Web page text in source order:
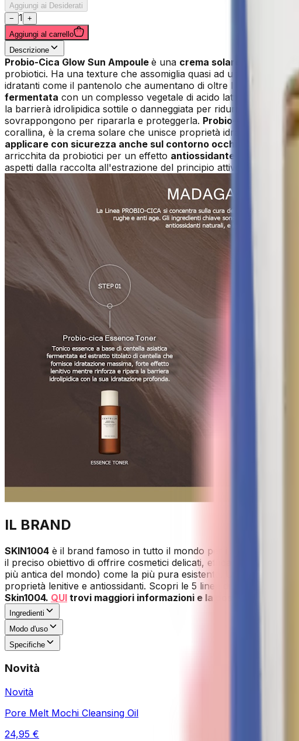
Aggiungi ai Desiderati
− 1 +
Aggiungi al carrello
Descrizione
Probio-Cica Glow Sun Ampoule è una crema solare viso
probiotici. Ha una texture che assomiglia quasi ad un siero per
idratanti come il pantenolo che aumentano di oltre l'11%
fermentata con un complesso vegetale di acido lattico derivato
la barrierà idrolipidica sottile o danneggiata per ridurre le
sovrappongono per ripararla e proteggerla. Probio-Cica Glow
corallina, è la crema solare che unisce proprietà idratanti,
applicare con sicurezza anche sul contorno occhi
- ha
arricchita da probiotici per un effetto antiossidante .
aspetti dalla raccolta all'estrazione del principio attivo, per offrire
IL BRAND
SKIN1004 è il brand famoso in tutto il mondo per i suoi cosmetici a
il preciso obiettivo di offrire cosmetici delicati, efficaci e rispettosi
più antica del mondo) come la più pura esistente. Usata da
proprietà lenitive e antiossidanti. Scopri le 5 linee di skincare
Skin1004. QUI trovi maggiori informazioni e la possibilità di
Ingredienti
Modo d'uso
Specifiche
Novità
Novità
Pore Melt Mochi Cleansing Oil
24,95 €